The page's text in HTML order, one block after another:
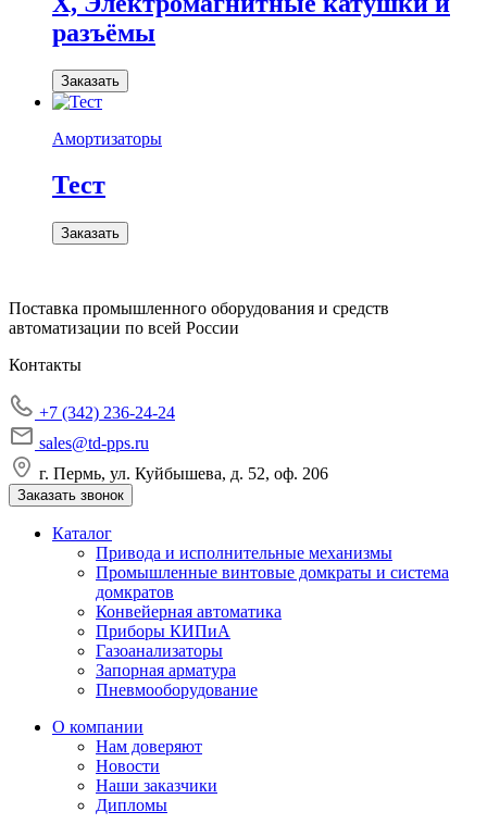
разъёмы
Заказать
Амортизаторы
Тест
Заказать
Поставка промышленного оборудования и средств
автоматизации по всей России
Контакты
+7 (342) 236-24-24
sales@td-pps.ru
г. Пермь, ул. Куйбышева, д. 52, оф. 206
Заказать звонок
Каталог
Привода и исполнительные механизмы
Промышленные винтовые домкраты и система
домкратов
Конвейерная автоматика
Приборы КИПиА
Газоанализаторы
Запорная арматура
Пневмооборудование
О компании
Нам доверяют
Новости
Наши заказчики
Дипломы